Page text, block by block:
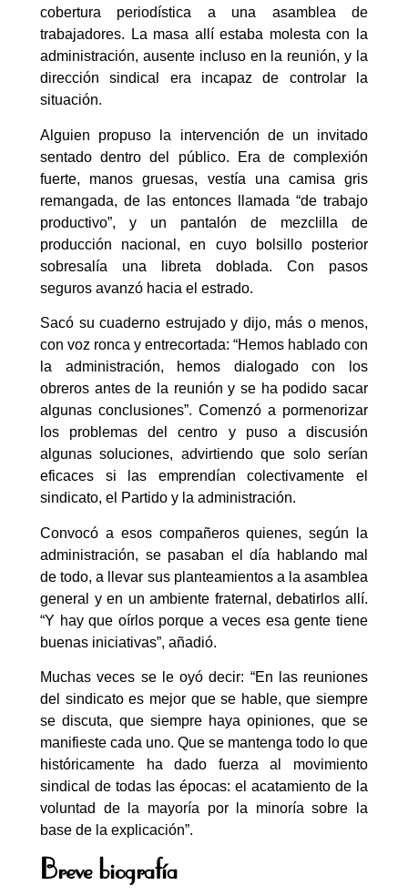
cobertura periodística a una asamblea de
trabajadores. La masa allí estaba molesta con la
administración, ausente incluso en la reunión, y la
dirección sindical era incapaz de controlar la
situación.
Alguien propuso la intervención de un invitado
sentado dentro del público. Era de complexión
fuerte, manos gruesas, vestía una camisa gris
remangada, de las entonces llamada “de trabajo
productivo”, y un pantalón de mezclilla de
producción nacional, en cuyo bolsillo posterior
sobresalía una libreta doblada. Con pasos
seguros avanzó hacia el estrado.
Sacó su cuaderno estrujado y dijo, más o menos,
con voz ronca y entrecortada: “Hemos hablado con
la administración, hemos dialogado con los
obreros antes de la reunión y se ha podido sacar
algunas conclusiones”. Comenzó a pormenorizar
los problemas del centro y puso a discusión
algunas soluciones, advirtiendo que solo serían
eficaces si las emprendían colectivamente el
sindicato, el Partido y la administración.
Convocó a esos compañeros quienes, según la
administración, se pasaban el día hablando mal
de todo, a llevar sus planteamientos a la asamblea
general y en un ambiente fraternal, debatirlos allí.
“Y hay que oírlos porque a veces esa gente tiene
buenas iniciativas”, añadió.
Muchas veces se le oyó decir: “En las reuniones
del sindicato es mejor que se hable, que siempre
se discuta, que siempre haya opiniones, que se
manifieste cada uno. Que se mantenga todo lo que
históricamente ha dado fuerza al movimiento
sindical de todas las épocas: el acatamiento de la
voluntad de la mayoría por la minoría sobre la
base de la explicación”.
Breve biografía